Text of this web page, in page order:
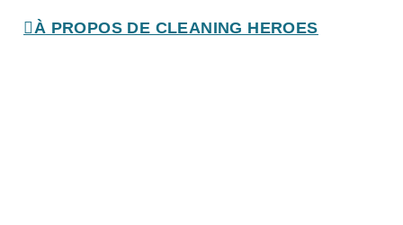
À PROPOS DE CLEANING HEROES